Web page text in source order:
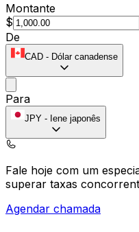
Montante
$
De
CAD - Dólar canadense
Para
JPY - Iene japonês
Fale hoje com um
superar taxas
Agendar chamada